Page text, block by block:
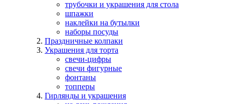
трубочки и украшения для стола
шпажки
наклейки на бутылки
наборы посуды
Праздничные колпаки
Украшения для торта
свечи-цифры
свечи фигурные
фонтаны
топперы
Гирлянды и украшения